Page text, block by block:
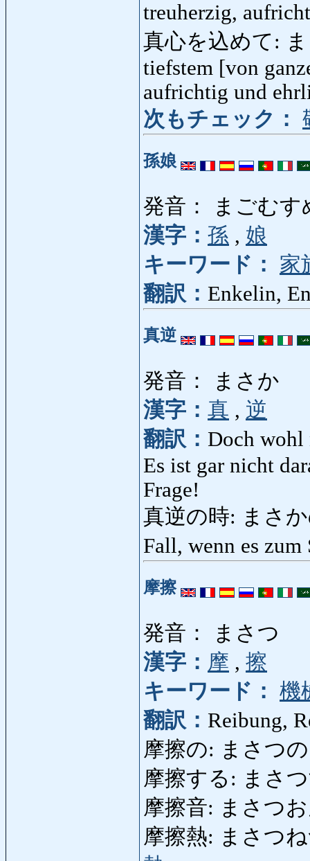
treuherzig,
真心を込めて: ま
tiefstem [von
aufrichtig und
次もチェック：
孫娘
発音： まごむす
漢字： 孫 , 娘
キーワード：
家
翻訳： Enkelin,
真逆
発音： まさか
漢字： 真 , 逆
翻訳： Doch wohl
Es ist gar nicht
Frage!
真逆の時: まさ
Fall, wenn es
摩擦
発音： まさつ
漢字： 摩 , 擦
キーワード： 機
翻訳： Reibung,
摩擦の: まさつ
摩擦する: まさ
摩擦音: まさつ
摩擦熱: まさつね